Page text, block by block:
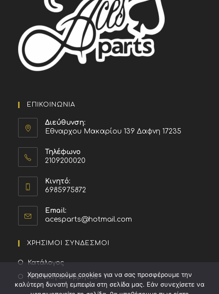
ΕΠΙΚΟΙΝΩΝΙΑ
Διεύθυνση:
Εθναρχου Μακαρίου 139 Δαφνη 17235
Τηλέφωνο
2109200020
Κινητό:
6985975872
Email:
acesparts@hotmail.com
ΧΡΗΣΙΜΟΙ ΣΥΝΔΕΣΜΟΙ
Κατάλογος
Πολιτική απορρήτου
Χρησιμοποιούμε cookies για να σας προσφέρουμε την
καλύτερη δυνατή εμπειρία στη σελίδα μας. Εάν συνεχίσετε να